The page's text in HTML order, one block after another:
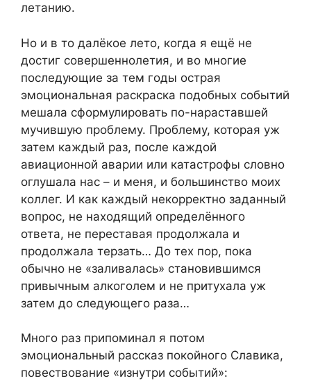
летанию.
Но и в то далёкое лето, когда я ещё не
достиг совершеннолетия, и во многие
последующие за тем годы острая
эмоциональная раскраска подобных событий
мешала сформулировать по-нараставшей
мучившую проблему. Проблему, которая уж
затем каждый раз, после каждой
авиационной аварии или катастрофы словно
оглушала нас – и меня, и большинство моих
коллег. И как каждый некорректно заданный
вопрос, не находящий определённого
ответа, не переставая продолжала и
продолжала терзать… До тех пор, пока
обычно не «заливалась» становившимся
привычным алкоголем и не притухала уж
затем до следующего раза…
Много раз припоминал я потом
эмоциональный рассказ покойного Славика,
повествование «изнутри событий»: